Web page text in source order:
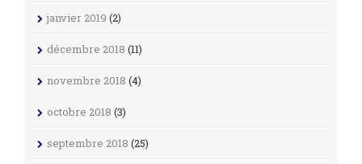
janvier 2019 (2)
décembre 2018 (11)
novembre 2018 (4)
octobre 2018 (3)
septembre 2018 (25)